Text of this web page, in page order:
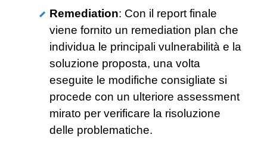
Remediation: Con il report finale
viene fornito un remediation plan che
individua le principali vulnerabilità e la
soluzione proposta, una volta
eseguite le modifiche consigliate si
procede con un ulteriore assessment
mirato per verificare la risoluzione
delle problematiche.